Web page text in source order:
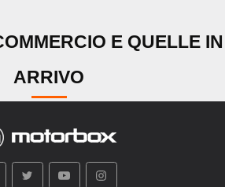
E QUELLE IN
ARRIVO